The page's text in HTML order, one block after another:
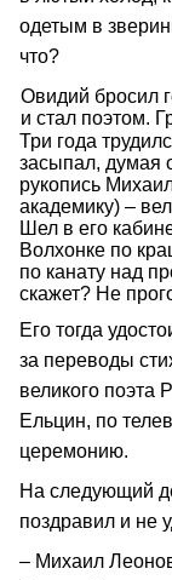
одетым в
что?
Овидий бросил
и стал поэтом.
Три года
засыпал, думая
рукопись
академику) –
Шел в его
Волхонке по
по канату над
скажет? Не
Его тогда
за переводы
великого поэта
Ельцин, по
церемонию.
На следующий
поздравил и не
– Михаил